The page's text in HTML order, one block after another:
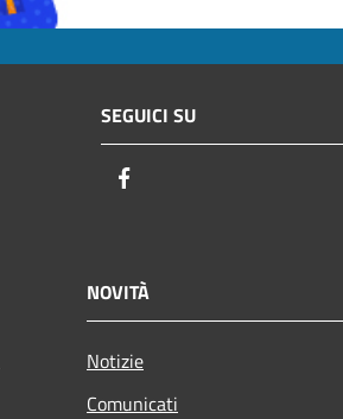
SEGUICI SU
NOVITÀ
Notizie
Comunicati